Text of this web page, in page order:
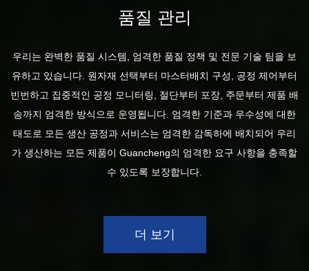
품질 관리
우리는 완벽한 품질 시스템, 엄격한 품질 정책 및 전문 기술 팀을 보
유하고 있습니다. 원자재 선택부터 마스터배치 구성, 공정 제어부터
빈번하고 집중적인 공정 모니터링, 절단부터 포장, 주문부터 제품 배
송까지 엄격한 방식으로 운영됩니다. 엄격한 기준과 우수성에 대한
태도로 모든 생산 공정과 서비스는 엄격한 감독하에 배치되어 우리
가 생산하는 모든 제품이 Guancheng의 엄격한 요구 사항을 충족할
수 있도록 보장합니다.
더 보기